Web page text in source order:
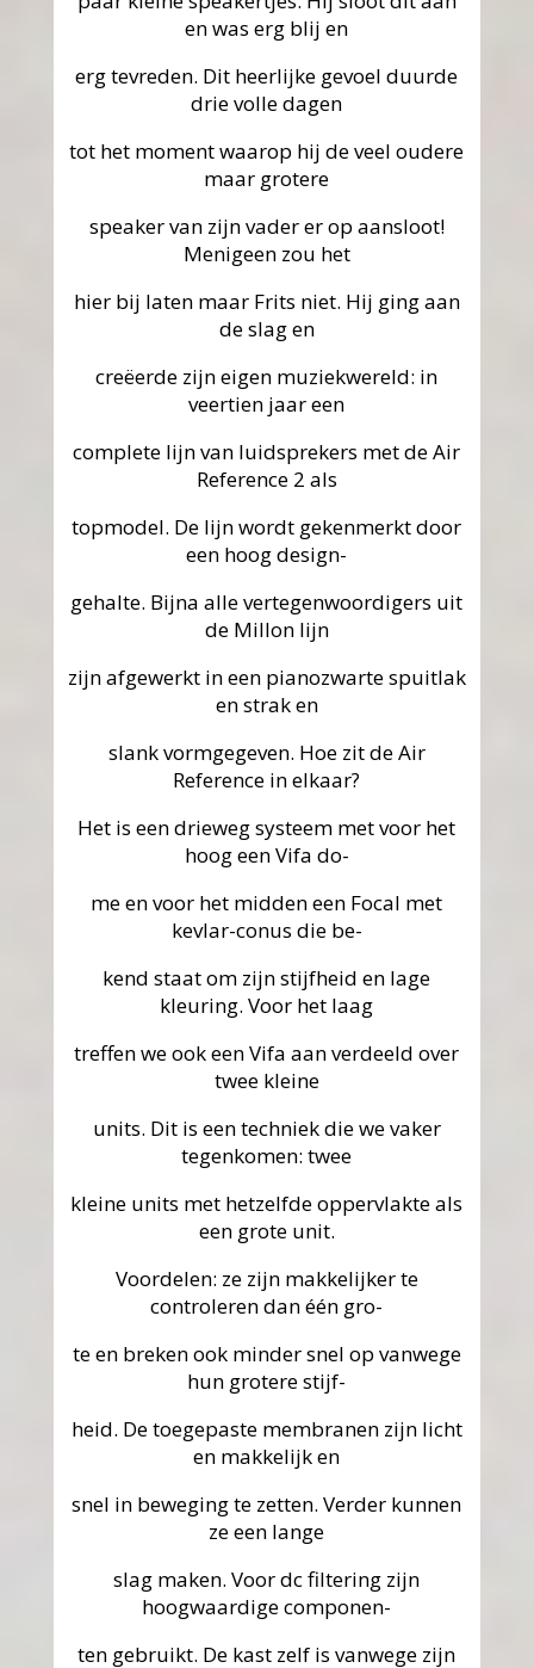
en was erg blij en
erg tevreden. Dit heerlijke gevoel duurde
drie volle dagen
tot het moment waarop hij de veel oudere
maar grotere
speaker van zijn vader er op aansloot!
Menigeen zou het
hier bij laten maar Frits niet. Hij ging aan
de slag en
creëerde zijn eigen muziekwereld: in
veertien jaar een
complete lijn van luidsprekers met de Air
Reference 2 als
topmodel. De lijn wordt gekenmerkt door
een hoog design-
gehalte. Bijna alle vertegenwoordigers uit
de Millon lijn
zijn afgewerkt in een pianozwarte spuitlak
en strak en
slank vormgegeven. Hoe zit de Air
Reference in elkaar?
Het is een drieweg systeem met voor het
hoog een Vifa do-
me en voor het midden een Focal met
kevlar-conus die be-
kend staat om zijn stijfheid en lage
kleuring. Voor het laag
treffen we ook een Vifa aan verdeeld over
twee kleine
units. Dit is een techniek die we vaker
tegenkomen: twee
kleine units met hetzelfde oppervlakte als
een grote unit.
Voordelen: ze zijn makkelijker te
controleren dan één gro-
te en breken ook minder snel op vanwege
hun grotere stijf-
heid. De toegepaste membranen zijn licht
en makkelijk en
snel in beweging te zetten. Verder kunnen
ze een lange
slag maken. Voor dc filtering zijn
hoogwaardige componen-
ten gebruikt. De kast zelf is vanwege zijn